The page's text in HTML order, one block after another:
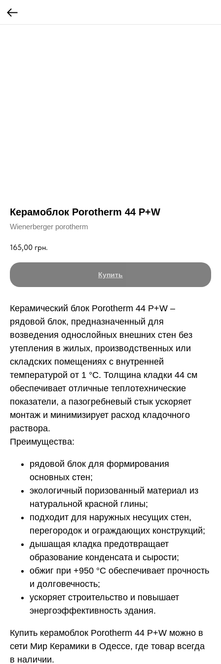
Керамоблок Porotherm 44 P+W
Wienerberger porotherm
165,00 грн.
Купить
Керамический блок Porotherm 44 P+W –
рядовой блок, предназначенный для
возведения однослойных внешних стен без
утепления в жилых, производственных или
складских помещениях с внутренней
температурой от 1 °C. Толщина кладки 44 см
обеспечивает отличные теплотехнические
показатели, а пазогребневый стык ускоряет
монтаж и минимизирует расход кладочного
раствора.
Преимущества:
рядовой блок для формирования
основных стен;
экологичный поризованный материал из
натуральной красной глины;
подходит для наружных несущих стен,
перегородок и ограждающих конструкций;
дышащая кладка предотвращает
образование конденсата и сырости;
обжиг при +950 °C обеспечивает прочность
и долговечность;
ускоряет строительство и повышает
энергоэффективность здания.
Купить керамоблок Porotherm 44 P+W можно в
сети Мир Керамики в Одессе, где товар всегда
в наличии.